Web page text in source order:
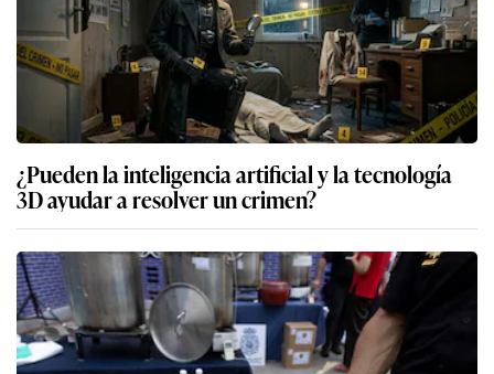
¿Pueden la inteligencia artificial y la tecnología
3D ayudar a resolver un crimen?